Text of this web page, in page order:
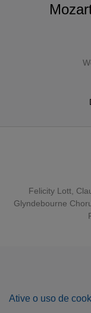
Felicity Lott,
Glyndebourne
Ative o uso de